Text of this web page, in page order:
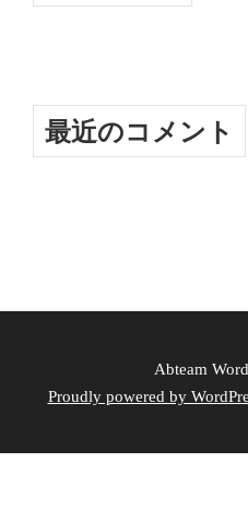
最近のコメント
Abteam
Proudly powered by